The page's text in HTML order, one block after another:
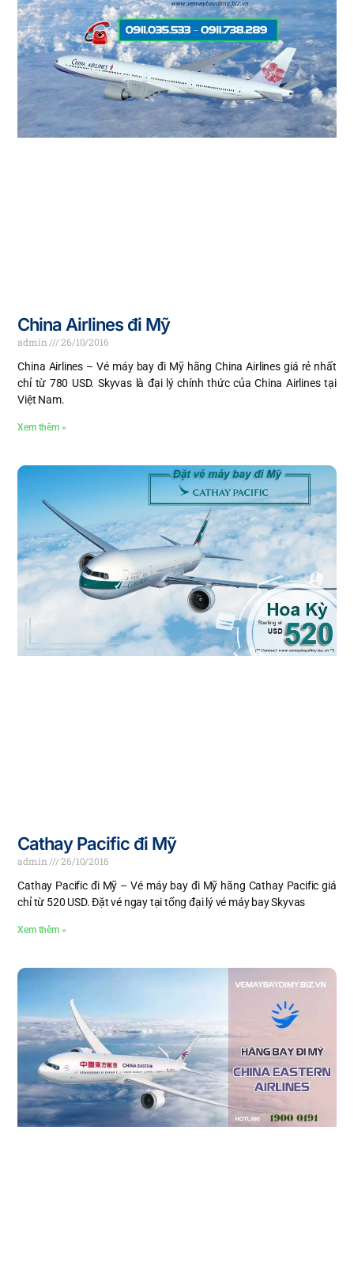
China Airlines đi Mỹ
admin
26/10/2016
China Airlines – Vé máy bay đi Mỹ hãng China Airlines giá rẻ nhất
chỉ từ 780 USD. Skyvas là đại lý chính thức của China Airlines tại
Việt Nam.
Xem thêm »
Cathay Pacific đi Mỹ
admin
26/10/2016
Cathay Pacific đi Mỹ – Vé máy bay đi Mỹ hãng Cathay Pacific giá
chỉ từ 520 USD. Đặt vé ngay tại tổng đại lý vé máy bay Skyvas
Xem thêm »